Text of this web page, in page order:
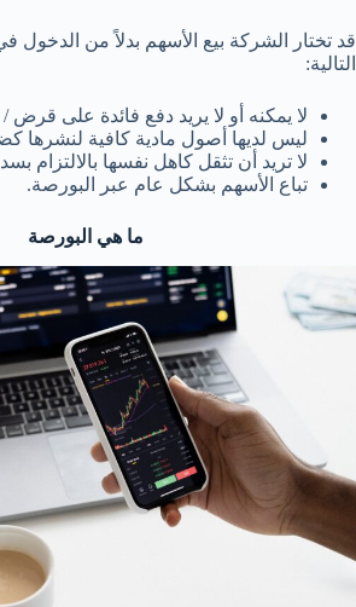
قد تختار الشركة بيع الأسهم بدلاً من الدخول
التالية:
لا يمكنه أو لا يريد دفع فائدة على قرض
ليس لديها أصول مادية كافية لنشرها
لا تريد أن تثقل كاهل نفسها بالالتزام
تباع الأسهم بشكل عام عبر البورصة.
ما هي البورصة